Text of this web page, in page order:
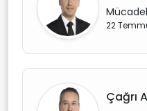
22
Çağrı